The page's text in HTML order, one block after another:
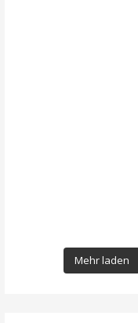
Mehr laden